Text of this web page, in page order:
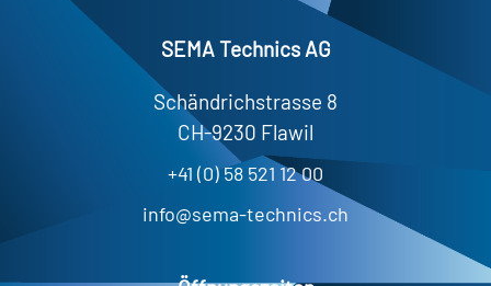
SEMA Technics AG
Schändrichstrasse 8
CH-9230 Flawil
+41 (0) 58 521 12 00
info@sema-technics.ch